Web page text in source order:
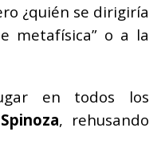
¿quién se dirigiría
metafísica” o a la
en todos los
Spinoza, rehusando